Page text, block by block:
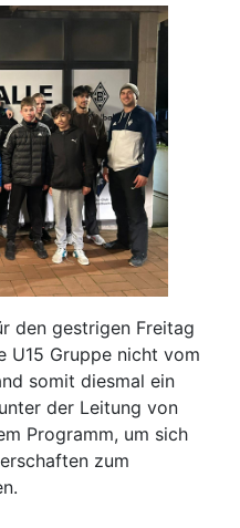
den gestrigen Freitag
U15 Gruppe nicht vom
somit diesmal ein
der Leitung von
Programm, um sich
zum